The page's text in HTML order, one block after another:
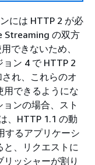
には HTTP 2 が必
Streaming の双方
できないため、
ン 4 で HTTP 2
れ、これらのオ
用できるようにな
ンの場合、スト
、HTTP 1.1 の動
するアプリケーシ
と、リクエストに
ッシャーが割り